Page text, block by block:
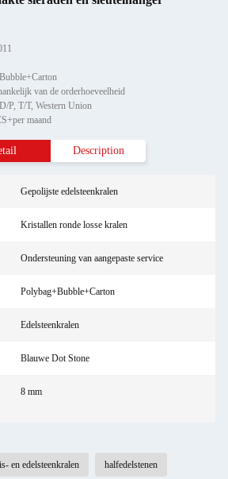
van de orderhoeveelheid
P, T/T, Western Union
maand
Description
Gepolijste edelsteenkralen
Kristallen ronde losse kralen
Ondersteuning van aangepaste service
Polybag+Bubble+Carton
Edelsteenkralen
Blauwe Dot Stone
8 mm
en edelsteenkralen halfedelstenen